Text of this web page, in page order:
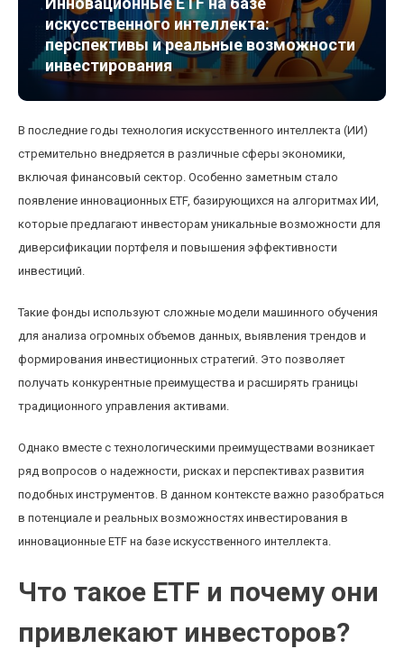
искусственного интеллекта:
перспективы и реальные возможности
инвестирования
В последние годы технология искусственного интеллекта (ИИ)
стремительно внедряется в различные сферы экономики,
включая финансовый сектор. Особенно заметным стало
появление инновационных ETF, базирующихся на алгоритмах ИИ,
которые предлагают инвесторам уникальные возможности для
диверсификации портфеля и повышения эффективности
инвестиций.
Такие фонды используют сложные модели машинного обучения
для анализа огромных объемов данных, выявления трендов и
формирования инвестиционных стратегий. Это позволяет
получать конкурентные преимущества и расширять границы
традиционного управления активами.
Однако вместе с технологическими преимуществами возникает
ряд вопросов о надежности, рисках и перспективах развития
подобных инструментов. В данном контексте важно разобраться
в потенциале и реальных возможностях инвестирования в
инновационные ETF на базе искусственного интеллекта.
Что такое ETF и почему они
привлекают инвесторов?